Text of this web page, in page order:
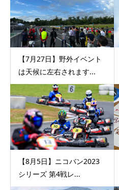
【7月27日】野外イベント
は天候に左右されます...
【8月5日】ニコバン2023
シリーズ 第4戦レ...